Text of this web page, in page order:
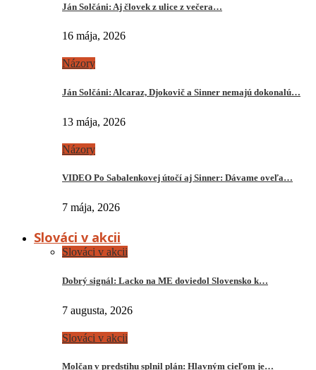
Ján Solčáni: Aj človek z ulice z večera…
16 mája, 2026
Názory
Ján Solčáni: Alcaraz, Djokovič a Sinner nemajú dokonalú…
13 mája, 2026
Názory
VIDEO Po Sabalenkovej útočí aj Sinner: Dávame oveľa…
7 mája, 2026
Slováci v akcii
Slováci v akcii
Dobrý signál: Lacko na ME doviedol Slovensko k…
7 augusta, 2026
Slováci v akcii
Molčan v predstihu splnil plán: Hlavným cieľom je…